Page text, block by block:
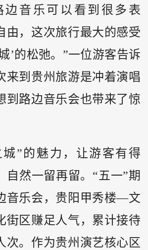
边音乐可以看到很多表
由，这次旅行最大的感受
’的松弛。”一位游客告诉
来到贵州旅游是冲着演唱
到路边音乐会也带来了惊
城”的魅力，让游客有得
自然一留再留。“五一”期
音乐会，贵阳甲秀楼—文
街区赚足人气，累计接待
次。作为贵州演艺核心区